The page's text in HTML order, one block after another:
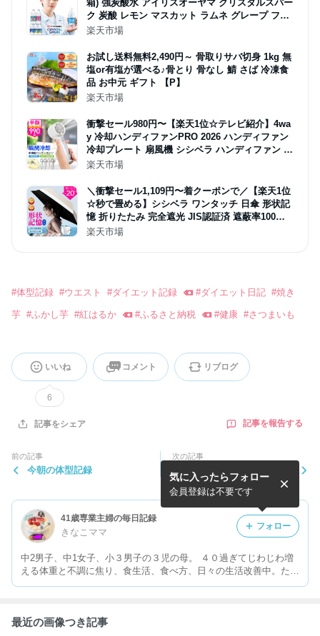
箱) 強炭酸水 アイリスオーヤマ クリスタルスパー
ク 炭酸 レモン マスカット ラムネ グレープ フレ
ーバー プレーン 無糖 天然水 アイリスフーズ ペ
楽天市場
お試し送料無料2,490円～ 骨取りサバ切身 1kg 無
塩or有塩が選べる♪骨とり 骨なし 鯖 さば 冷凍食
品 お中元 ギフト 【P】
楽天市場
衝撃セール980円〜【楽天1位☆テレビ紹介】4wa
y 冷却ハンディファンPRO 2026 ハンディファン
冷却プレート 扇風機 シシベラ ハンディファン 静
音 軽量 強風 小型 冷却モード 充電式 冷却 携帯扇
機「MONOQLO受賞」＜公式＞
楽天市場
＼衝撃セール1,109円〜着クーポンで／【楽天1位
☆秒で畳める】シシベラ ワンタッチ 日傘 形状記
憶 折りたたみ 完全遮光 JIS認証済 遮蔽率100％
自動開閉 cicibella 日傘 超軽量 折り畳み傘 uvカ
楽天市場
#体型記録 #ウエスト #ダイエット記録 #ダイエット日記 #焼き
芋 #ふかし芋 #紅はるか #ふるさと納税 #健康 #さつまいも
いいね
6
コメント リブログ
記事をシェア 記事を報告する
前の記事
今朝の体型記録
次の記事
プリンセススリムやめてから
経過とさらしあん
41歳専業主婦の毎日記録
きなこママ
中2男子、中1女子、小３男子の３児の母。 ４０過ぎてじわじわ増
える体重と不調に焦り、食生活、食べ方、日々の生活改善中。ただ
気に入ったらフォロー
会員登録は不要です
フォロー
最近の画像つき記事